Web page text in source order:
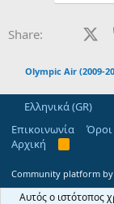
Share:
Olympic Air (2009-
Ελληνικά (GR)
Επικοινωνία
Όροι
Αρχική
R
Community platform by
Αυτός ο ιστότοπος